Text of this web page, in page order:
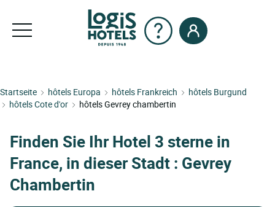
Startseite hôtels Europa hôtels Frankreich
hôtels Burgund
hôtels Cote d'or
hôtels Gevrey chambertin
Finden Sie Ihr Hotel 3 sterne in
France, in dieser Stadt : Gevrey
Chambertin